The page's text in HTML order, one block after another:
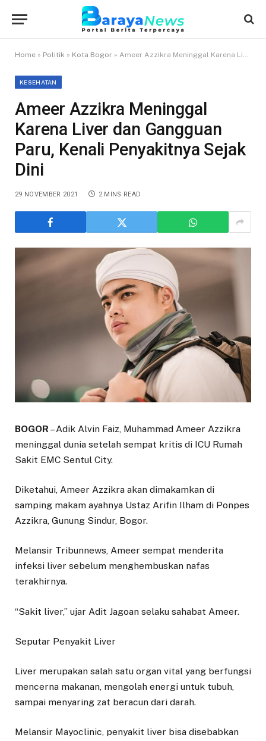
Home » Politik » Kota Bogor » Ameer Azzikra Meninggal Karena Liver dan Gangguan Paru, Kenali Penyakitnya Sejak Dini
KESEHATAN
Ameer Azzikra Meninggal
Karena Liver dan Gangguan
Paru, Kenali Penyakitnya Sejak
Dini
29 NOVEMBER 2021 2 MINS READ
BOGOR – Adik Alvin Faiz, Muhammad Ameer Azzikra
meninggal dunia setelah sempat kritis di ICU Rumah
Sakit EMC Sentul City.
Diketahui, Ameer Azzikra akan dimakamkan di
samping makam ayahnya Ustaz Arifin Ilham di Ponpes
Azzikra, Gunung Sindur, Bogor.
Melansir Tribunnews, Ameer sempat menderita
infeksi liver sebelum menghembuskan nafas
terakhirnya.
“Sakit liver,” ujar Adit Jagoan selaku sahabat Ameer.
Seputar Penyakit Liver
Liver merupakan salah satu organ vital yang berfungsi
mencerna makanan, mengolah energi untuk tubuh,
sampai menyaring zat beracun dari darah.
Melansir Mayoclinic, penyakit liver bisa disebabkan